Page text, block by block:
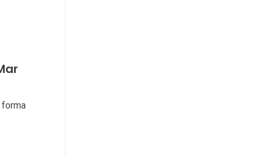
forma